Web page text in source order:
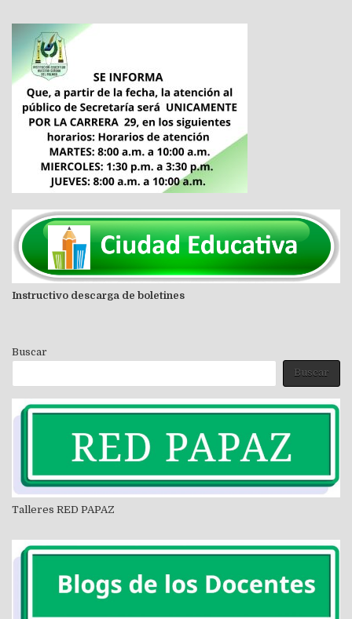
Instructivo descarga de boletines
Buscar
Buscar
Talleres RED PAPAZ